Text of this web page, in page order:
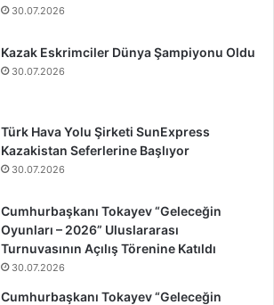
30.07.2026
Kazak Eskrimciler Dünya Şampiyonu Oldu
30.07.2026
Türk Hava Yolu Şirketi SunExpress
Kazakistan Seferlerine Başlıyor
30.07.2026
Cumhurbaşkanı Tokayev “Geleceğin
Oyunları – 2026” Uluslararası
Turnuvasının Açılış Törenine Katıldı
30.07.2026
Cumhurbaşkanı Tokayev “Geleceğin